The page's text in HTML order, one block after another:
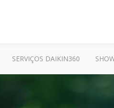
SERVIÇOS DAIKIN360